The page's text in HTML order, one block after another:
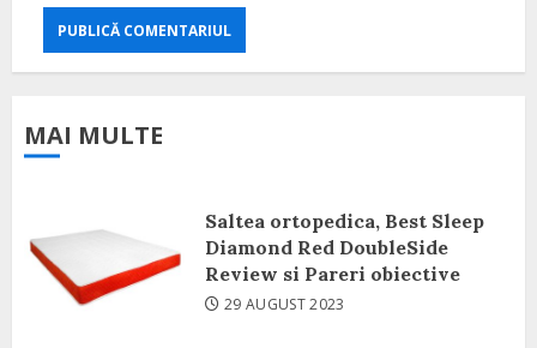
MAI MULTE
Saltea ortopedica, Best Sleep
Diamond Red DoubleSide
Review si Pareri obiective
29 AUGUST 2023